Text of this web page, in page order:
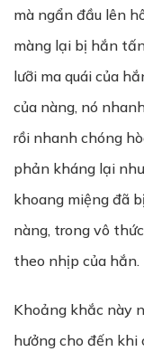
mà ngẩn đầu lên
màng lại bị hắn
lưỡi ma quái của
của nàng, nó
rồi nhanh chóng
phản kháng lại
khoang miệng đã
nàng, trong vô
theo nhịp của hắn.
Khoảng khắc này
hưởng cho đến khi